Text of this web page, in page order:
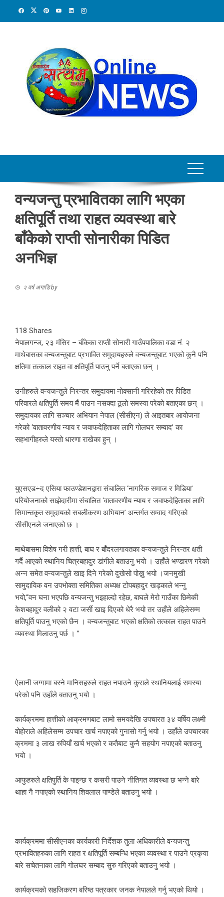
वन्यजन्तु प्रभावितका लागि भएका
क्षतिपूर्ति तथा राहत व्यवस्था बारे
बाँकेको राप्ती सोनारीका पिडित
अनभिज्ञ
२ वर्ष अगाडिby
118 Shares
नेपालगन्ज, २३ मंसिर – बाँकेका राप्ती सोनारी गाउँपपालिका वडा नं. २
माथेबासका वन्यजन्तुबाट प्रभावित समुदायहरुले वन्यजन्तुबाट भएको कुनै पनि
क्षतिमा तत्काल राहत वा क्षतिपूर्ति पाउनु पर्ने बताएका छन् ।
उनीहरुले वन्यजन्तुले निरन्तर समुदायमा नोक्सानी गरिरहेको तर पिडित
परिवारले क्षतिपुर्ति समय मैं पाउन नसक्दा ठूलो समस्या परेको बताएका छन् ।
समुदायका लागि सञ्चार अभियान नेपाल (सीसीएन) ले आइतबार आयोजना
गरेको ‘वातावरणीय न्याय र जवाफदेहिताका लागि गोलघर सम्वाद’ का
सहभागीहरुले यस्तो धारणा राखेका हुन् ।
युएसएड÷द एसिया फाउण्डेशनद्वारा संचालित ‘नागरिक समाज र मिडिया’
परियोजनाको साझेदारीमा संचालित ‘वातावरणीय न्याय र जवाफदेहिताका लागि
सिमान्तकृत समुदायको सबलीकरण अभियान’ अन्तर्गत सम्वाद गरिएको
सीसीएनले जनाएको छ ।
माथेबासमा विशेष गरी हात्ती, बाघ र बाँदरलगायतका वन्यजन्तुले निरन्तर क्षती
गर्दै आएको स्थानिय चित्रबहादुर डांगीले बताउनु भयो । उहाँले भण्डारण गरेको
अन्न समेत वन्यजन्तुले खाइ दिने गरेको दुखेसो पोख्नु भयो ।जनमुखी
सामुदायिक वन उपभोक्ता समितिका अध्यक्ष टोपबहादुर खड्काले भन्नु
भयो,“वन घना भएपछि वन्यजन्तु भइहाल्दो रहेछ, बाघले मेरो गाउँका छिमेकी
केशबहादुर वलीको २ वटा जर्सी खाइ दिएको धेरै भयो तर उहाँले अहिलेसम्म
क्षतिपूर्ति पाउनु भएको छैन । वन्यजन्तुबाट भएको क्षतिको तत्काल राहत पाउने
व्यवस्था मिलाउनु पर्छ । ”
ऐलानी जग्गामा बस्ने मानिसहरुले राहत नपाउने कुराले स्थानियलाई समस्या
परेको पनि उहाँले बताउनु भयो ।
कार्यक्रममा हात्तीको आक्रमणबाट लामो समयदेखि उपचारत ३४ वर्षिय लक्ष्मी
वोहोराले अहिलेसम्म उपचार खर्च नपाएको गुनासो गर्नु भयो । उहाँले उपचारका
क्रममा ३ लाख रुपियाँ खर्च भएको र कतैबाट कुनै सहयोग नपाएको बताउनु
भयो ।
आफुहरुले क्षतिपुर्ति के पाइन्छ र कसरी पाउने नीतिगत व्यवस्था छ भन्ने बारे
थाहा नै नपाएको स्थानिय शिवलाल पाण्डेले बताउनु भयो ।
कार्यक्रममा सीसीएनका कार्यकारी निर्देशक तुला अधिकारीले वन्यजन्तु
प्रभावितहरुका लागि राहत र क्षतिपूर्ति सम्बन्धि भएका व्यवस्था र पाउने प्रकृया
बारे सचेतनाका लागि गोलघर सम्बाद सुरु गरिएको बताउनु भयो ।
कार्यक्रमको सहजिकरण बरिष्ठ पत्रकार जनक नेपालले गर्नु भएको थियो ।